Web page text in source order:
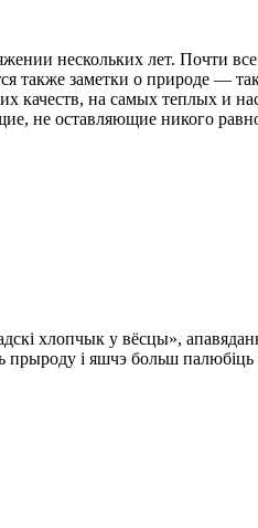
нескольких лет. Почти
также заметки о природе —
на самых теплых и
не оставляющие никого
хлопчык у вёсцы»,
прыроду і яшчэ больш